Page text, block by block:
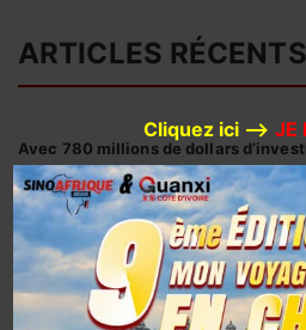
ARTICLES RÉCENTS
Avec 780 millions de dollars
2026, Huaxin Gold accélère son
Afrique et Asie
Coopération sino-ivoirienne :
siège du centre d’affaires YUE
(YABA) à Guangzhou
Cliquez ici –> JE